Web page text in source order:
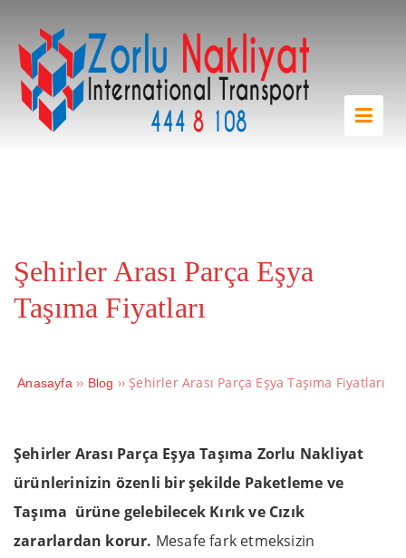
Şehirler Arası Parça Eşya
Taşıma Fiyatları
Anasayfa ›› Blog ›› Şehirler Arası Parça Eşya Taşıma Fiyatları
Şehirler Arası Parça Eşya Taşıma Zorlu Nakliyat
ürünlerinizin özenli bir şekilde Paketleme ve
Taşıma ürüne gelebilecek Kırık ve Cızık
zararlardan korur. Mesafe fark etmeksizin